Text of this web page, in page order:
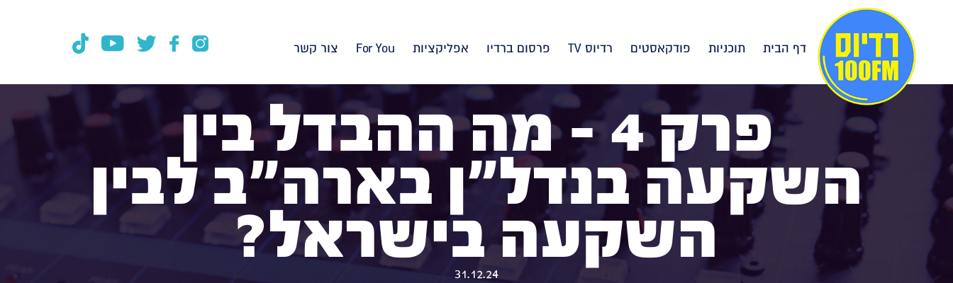
דף הבית תוכניות פודקאסטים רדיוס TV פרסום ברדיו אפליקציות For You צור קשר
פרק 4 – מה ההבדל בין
השקעה בנדל"ן בארה"ב לבין
השקעה בישראל?
31.12.24